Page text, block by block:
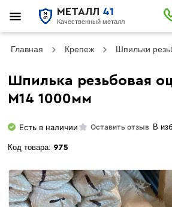
МЕТАЛЛ 41
Качественный металл
Главная Крепеж Шпильки
Шпилька резьбовая
М14 1000мм
Есть в наличии Оставить отзыв В
Код товара: 975